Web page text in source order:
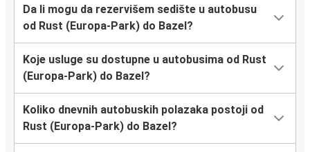
Da li mogu da rezervišem sedište u autobusu
od Rust (Europa-Park) do Bazel?
Koje usluge su dostupne u autobusima od Rust
(Europa-Park) do Bazel?
Koliko dnevnih autobuskih polazaka postoji od
Rust (Europa-Park) do Bazel?